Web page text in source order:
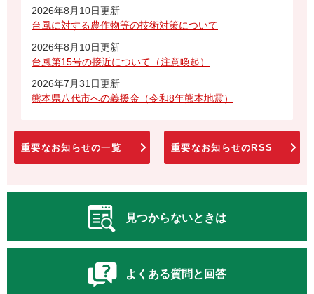
2026年8月10日更新
台風に対する農作物等の技術対策について
2026年8月10日更新
台風第15号の接近について（注意喚起）
2026年7月31日更新
熊本県八代市への義援金（令和8年熊本地震）
重要なお知らせの一覧 重要なお知らせのRSS
見つからないときは
よくある質問と回答